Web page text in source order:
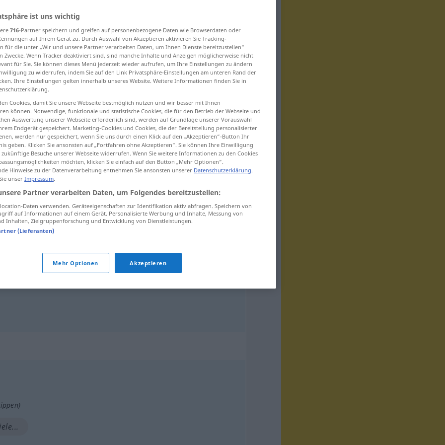
fiel
fiel(≈ exacto)
fiel(≈ honrado)
memoria
ist uns wichtig
716-Partner speichern und greifen auf personenbezogene Daten wie Browserdaten oder
auf Ihrem Gerät zu. Durch Auswahl von Akzeptieren aktivieren Sie Tracking-
für die unter „Wir und unsere Partner verarbeiten Daten, um Ihnen Dienste bereitzustellen“
Zwecke. Wenn Tracker deaktiviert sind, sind manche Inhalte und Anzeigen möglicherweise nicht
für Sie. Sie können dieses Menü jederzeit wieder aufrufen, um Ihre Einstellungen zu ändern
zu widerrufen, indem Sie auf den Link Privatsphäre-Einstellungen am unteren Rand der
Ihre Einstellungen gelten innerhalb unseres Website. Weitere Informationen finden Sie in
Cookies, damit Sie unsere Webseite bestmöglich nutzen und wir besser mit Ihnen
können. Notwendige, funktionale und statistische Cookies, die für den Betrieb der Webseite und
Auswertung unserer Webseite erforderlich sind, werden auf Grundlage unserer Vorauswahl
Endgerät gespeichert. Marketing-Cookies und Cookies, die der Bereitstellung personalisierter
werden nur gespeichert, wenn Sie uns durch einen Klick auf den „Akzeptieren“-Button Ihr
geben. Klicken Sie ansonsten auf „Fortfahren ohne Akzeptieren“. Sie können Ihre Einwilligung
Besuche unserer Webseite widerrufen. Wenn Sie weitere Informationen zu den Cookies
möchten, klicken Sie einfach auf den Button „Mehr Optionen“.
Hinweise zu der Datenverarbeitung entnehmen Sie ansonsten unserer Datenschutzerklärung.
unser Impressum.
Partner verarbeiten Daten, um Folgendes bereitzustellen:
Daten verwenden. Geräteeigenschaften zur Identifikation aktiv abfragen. Speichern von
auf Informationen auf einem Gerät. Personalisierte Werbung und Inhalte, Messung von
Inhalten, Zielgruppenforschung und Entwicklung von Dienstleistungen.
(Lieferanten)
Mehr Optionen Akzeptieren